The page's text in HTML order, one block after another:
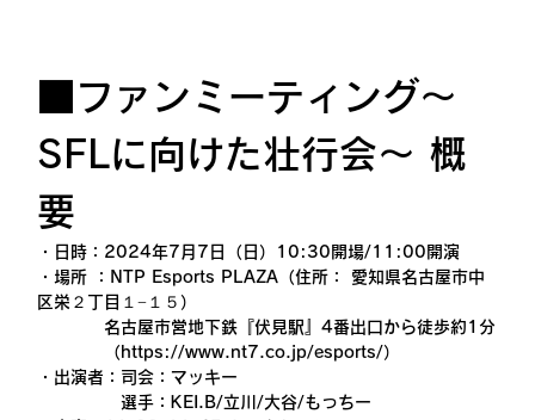
■ファンミーティング〜
SFLに向けた壮行会〜 概
要
・日時：2024年7月7日（日）10:30開場/11:00開演
・場所 ：NTP Esports PLAZA（住所： 愛知県名古屋市中
区栄２丁目１−１５）
名古屋市営地下鉄『伏見駅』4番出口から徒歩約1分
（ https://www.nt7.co.jp/esports/）
・出演者：司会：マッキー
選手：KEI.B/立川/大谷/もっちー